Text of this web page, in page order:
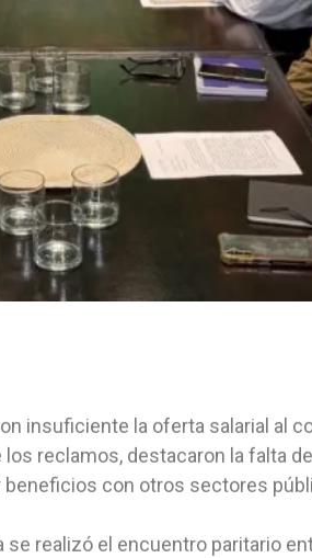
insuficiente la oferta salarial al
los reclamos, destacaron la falta
beneficios con otros sectores
se realizó el encuentro paritario